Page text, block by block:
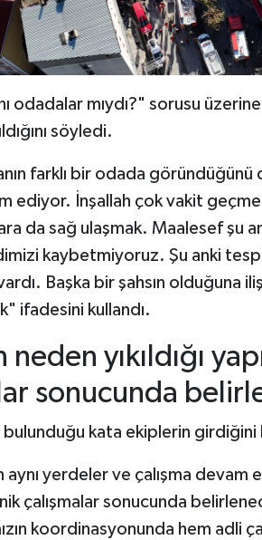
odadalar mıydı?" sorusu
söyledi.
farklı bir odada
ediyor. İnşallah çok vakit
da sağ ulaşmak. Maalesef şu
kaybetmiyoruz. Şu anki
Başka bir şahsın olduğuna
ifadesini kullandı.
neden yıkıldığı
sonucunda
bulunduğu kata ekiplerin
yerdeler ve çalışma devam
çalışmalar sonucunda
koordinasyonunda hem adli